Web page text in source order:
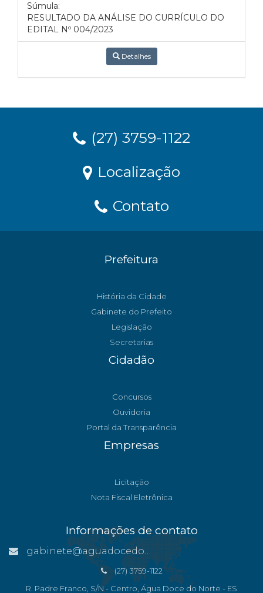
Súmula:
RESULTADO DA ANÁLISE DO CURRÍCULO DO
EDITAL Nº 004/2023
Detalhes
(27) 3759-1122
Localização
Contato
Prefeitura
História da Cidade
Gabinete do Prefeito
Legislação
Secretarias
Cidadão
Concursos
Ouvidoria
Portal da Transparência
Empresas
Licitação
Nota Fiscal Eletrônica
Informações de contato
gabinete@aguadocedonorte.es.gov.br
(27) 3759-1122
R. Padre Franco, S/N - Centro, Água Doce do Norte - ES